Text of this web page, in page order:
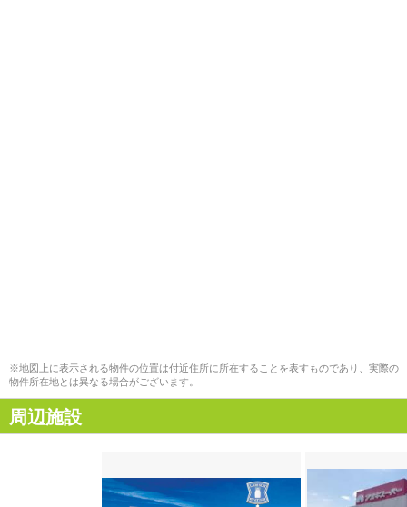
※地図上に表示される物件の位置は付近住所に所在することを表すものであり、実際の
物件所在地とは異なる場合がございます。
周辺施設